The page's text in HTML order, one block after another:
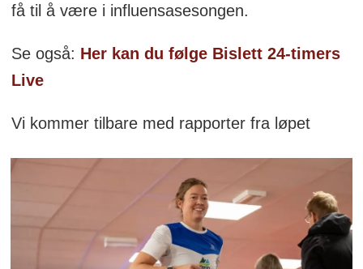
få til å være i influensasesongen.
Se også: Her kan du følge Bislett 24-timers
Live
Vi kommer tilbare med rapporter fra løpet